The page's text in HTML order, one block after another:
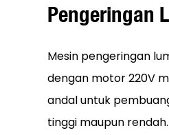
Pengeringan
Mesin pengeringan
dengan motor 220V
andal untuk
tinggi maupun